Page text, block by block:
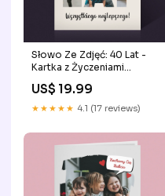
Słowo Ze Zdjęć: 40 Lat -
Kartka z Życzeniami
US$ 19.99
★★★★★ 4.1 (17 reviews)